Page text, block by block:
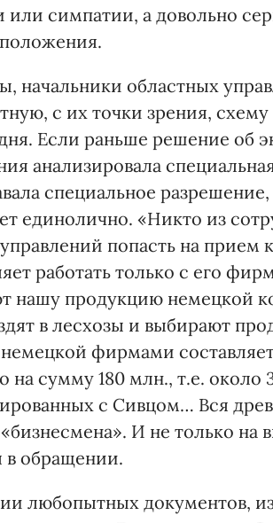
симпатии, а довольно
начальники областных
с их точки зрения, схему
Если раньше решение об
анализировала
специальное разрешение,
единолично. «Никто из
попасть на прием
работать только с его
нашу продукцию немецкой
в лесхозы и выбирают
фирмами
сумму 180 млн., т.е. около
с Сивцом… Вся
И не только на
в обращении.
любопытных докумен­тов,